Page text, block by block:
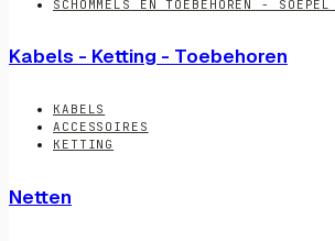
SCHOMMELS EN TOEBEHOREN -
Kabels - Ketting - Toebehoren
KABELS
ACCESSOIRES
KETTING
Netten